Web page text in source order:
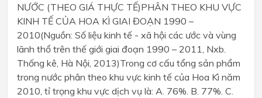
NƯỚC (THEO GIÁ THỰC TẾ)PHÂN THEO KHU VỰC
KINH TẾ CỦA HOA KÌ GIAI ĐOẠN 1990 –
2010(Nguồn: Số liệu kinh tế - xã hội các ước và vùng
lãnh thổ trên thế giới giai đoạn 1990 – 2011, Nxb.
Thống kê, Hà Nội, 2013)Trong cơ cấu tổng sản phẩm
trong nước phân theo khu vực kinh tế của Hoa Kì năm
2010, tỉ trọng khu vực dịch vụ là: A. 76%. B. 77%. C.